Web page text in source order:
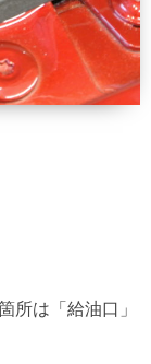
所は「給油口」